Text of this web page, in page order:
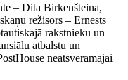
– Dita Birkenšteina,
režisors – Ernests
rakstnieku un
atbalstu un
neatsveramajai